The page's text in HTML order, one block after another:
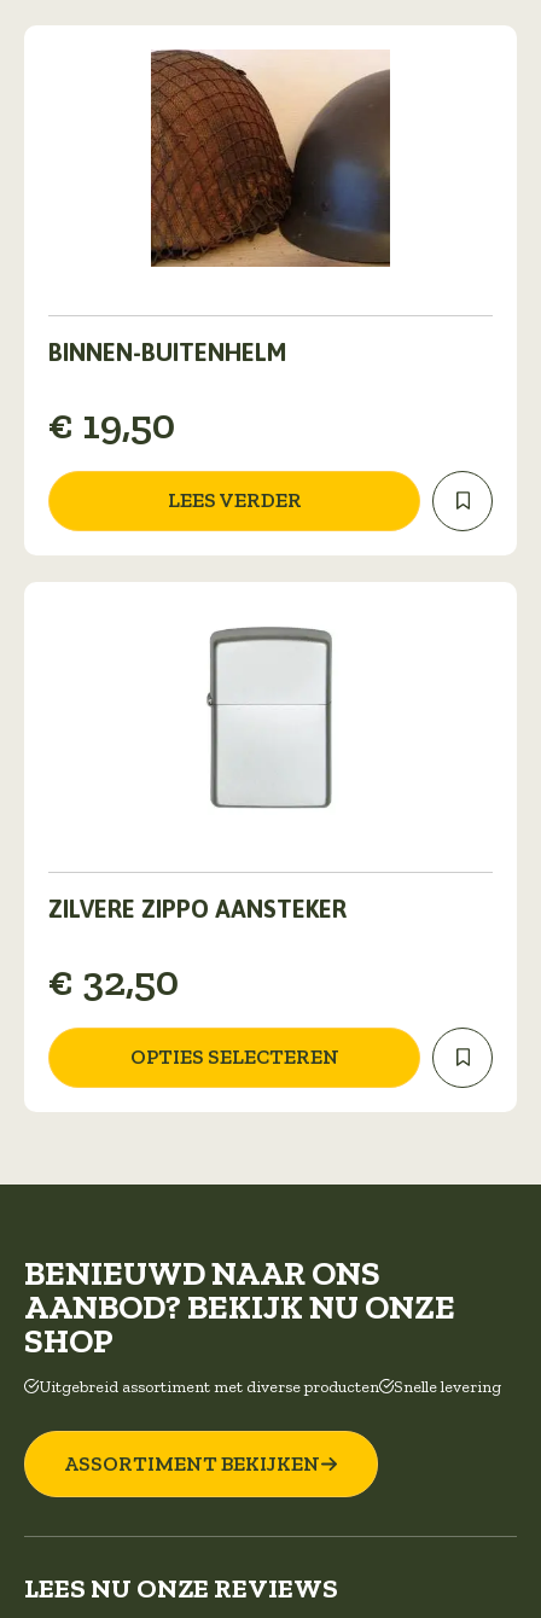
BINNEN-BUITENHELM
€ 19,50
LEES VERDER
ZILVERE ZIPPO AANSTEKER
€ 32,50
OPTIES SELECTEREN
product
variaties.
Deze
kan
gekozen
worden
op
BENIEUWD NAAR ONS
AANBOD? BEKIJK NU ONZE
SHOP
Uitgebreid assortiment met diverse producten Snelle levering
ASSORTIMENT BEKIJKEN
LEES NU ONZE REVIEWS